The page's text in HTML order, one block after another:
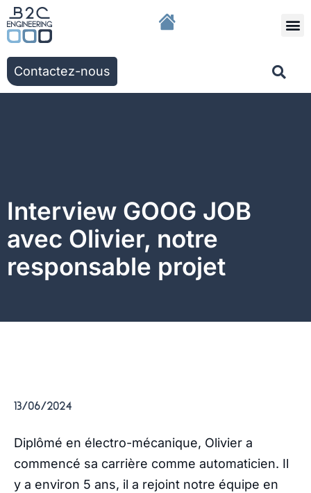
Contactez-nous
Interview GOOG JOB
avec Olivier, notre
responsable projet
13/06/2024
Diplômé en électro-mécanique, Olivier a
commencé sa carrière comme automaticien. Il
y a environ 5 ans, il a rejoint notre équipe en